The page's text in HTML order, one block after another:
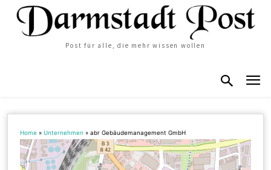
Post für alle, die mehr wissen wollen
Home »Unternehmen »abr Gebäudemanagement GmbH